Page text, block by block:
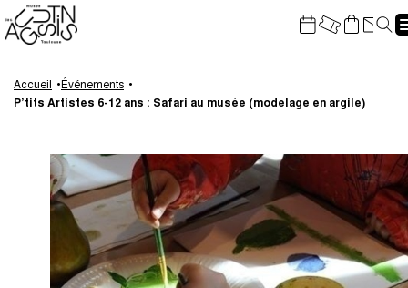
Gestion de vos préférences sur les cookies
au
contenu
la
la
pied
page
Accueil
Événements
P’tits Artistes 6-12 ans : Safari au musée (modelage en argile)